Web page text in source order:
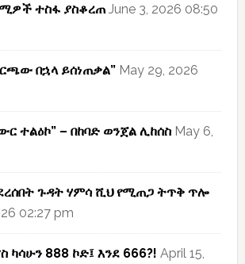
ተስፋ ያስቆረጠ June 3, 2026 08:50
በኋላ ይሰነጠቃል” May 29, 2026
ተልዕኮ” – በከባድ ወንጀል ሊከሰስ May 6,
ጉዳት ሃምሳ ሺህ የሚጠጋ ትጥቅ ጥሎ
02:27 pm
ካሳሁን 888 ኮድ፤ እንደ 666?! April 15,